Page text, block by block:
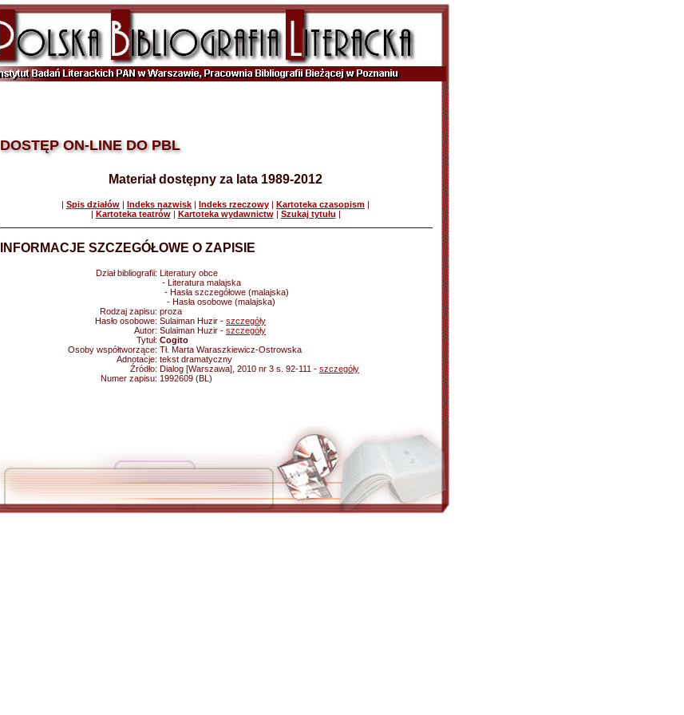
DOSTĘP ON-LINE DO PBL
Materiał dostępny za lata 1989-2012
| Spis działów | Indeks nazwisk | Indeks rzeczowy | Kartoteka czasopism |
| Kartoteka teatrów| Kartoteka wydawnictw| Szukaj tytułu |
INFORMACJE SZCZEGÓŁOWE O ZAPISIE
Dział bibliografii: Literatury obce
- Literatura malajska
- Hasła szczegółowe (malajska)
- Hasła osobowe (malajska)
Rodzaj zapisu: proza
Hasło osobowe: Sulaiman Huzir - szczegóły
Autor: Sulaiman Huzir - szczegóły
Tytuł: Cogito
Osoby współtworzące: Tł. Marta Waraszkiewicz-Ostrowska
Adnotacje: tekst dramatyczny
Źródło: Dialog [Warszawa], 2010 nr 3 s. 92-111 - szczegóły
Numer zapisu: 1992609 (BL)